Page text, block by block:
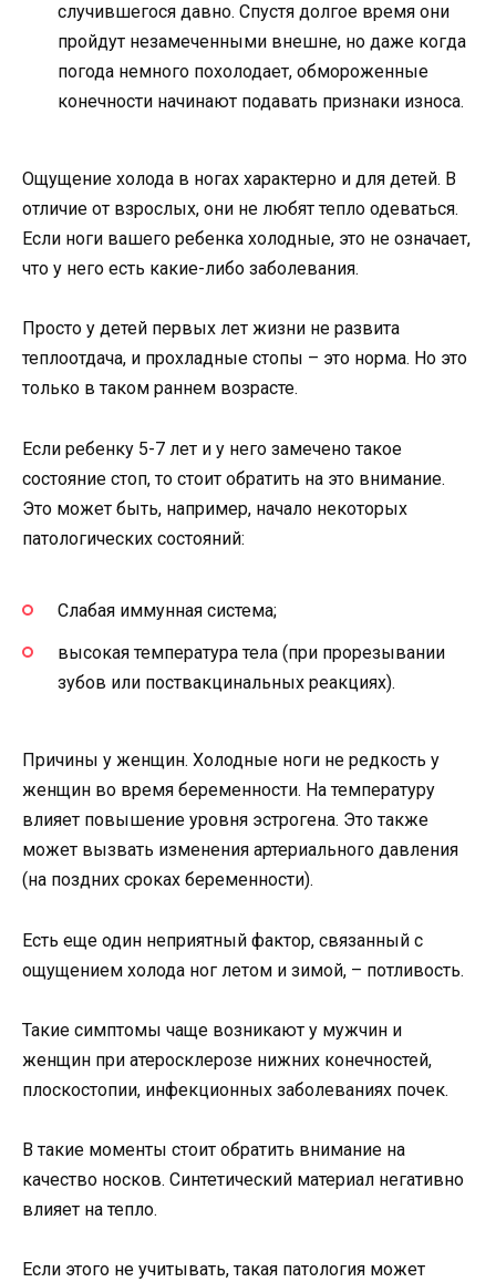
случившегося давно. Спустя долгое время они
пройдут незамеченными внешне, но даже когда
погода немного похолодает, обмороженные
конечности начинают подавать признаки износа.
Ощущение холода в ногах характерно и для детей. В
отличие от взрослых, они не любят тепло одеваться.
Если ноги вашего ребенка холодные, это не означает,
что у него есть какие-либо заболевания.
Просто у детей первых лет жизни не развита
теплоотдача, и прохладные стопы – это норма. Но это
только в таком раннем возрасте.
Если ребенку 5-7 лет и у него замечено такое
состояние стоп, то стоит обратить на это внимание.
Это может быть, например, начало некоторых
патологических состояний:
Слабая иммунная система;
высокая температура тела (при прорезывании
зубов или поствакцинальных реакциях).
Причины у женщин. Холодные ноги не редкость у
женщин во время беременности. На температуру
влияет повышение уровня эстрогена. Это также
может вызвать изменения артериального давления
(на поздних сроках беременности).
Есть еще один неприятный фактор, связанный с
ощущением холода ног летом и зимой, – потливость.
Такие симптомы чаще возникают у мужчин и
женщин при атеросклерозе нижних конечностей,
плоскостопии, инфекционных заболеваниях почек.
В такие моменты стоит обратить внимание на
качество носков. Синтетический материал негативно
влияет на тепло.
Если этого не учитывать, такая патология может